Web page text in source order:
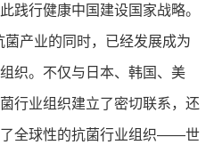
践行健康中国建设国家战略。
产业的同时，已经发展成为
织。不仅与日本、韩国、美
行业组织建立了密切联系，还
全球性的抗菌行业组织——世